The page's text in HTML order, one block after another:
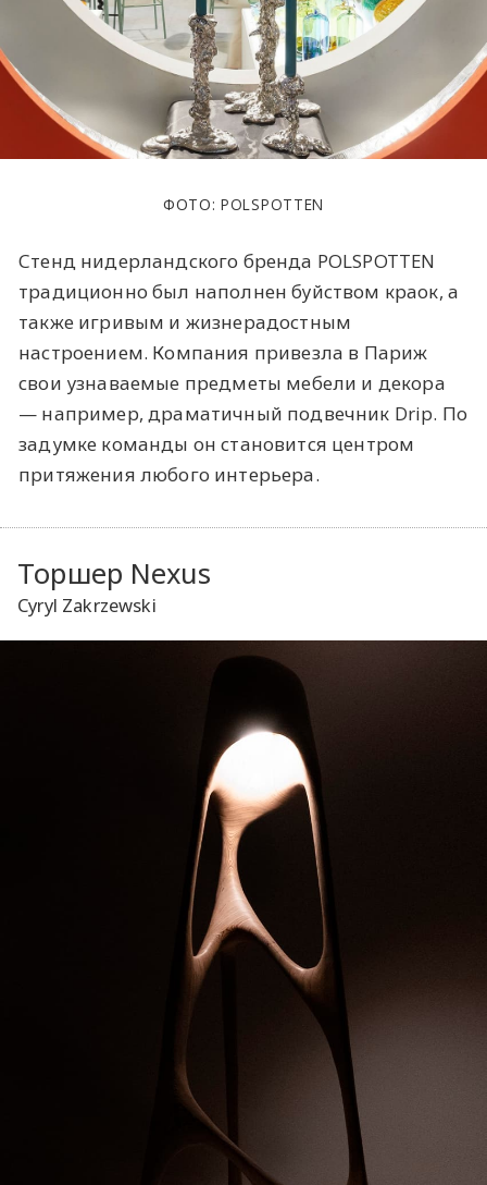
ФОТО: POLSPOTTEN
Стенд нидерландского бренда POLSPOTTEN
традиционно был наполнен буйством краок, а
также игривым и жизнерадостным
настроением. Компания привезла в Париж
свои узнаваемые предметы мебели и декора
— например, драматичный подвечник Drip. По
задумке команды он становится центром
притяжения любого интерьера.
Торшер Nexus
Cyryl Zakrzewski